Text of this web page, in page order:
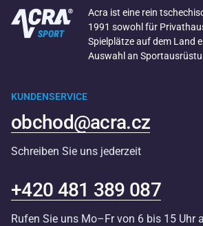
Acra ist eine rein
1991 sowohl für
Spielplätze auf dem Land
Auswahl an
KUNDENSERVICE
obchod@acra.cz
Schreiben Sie uns jederzeit
+420 481 389 087
Rufen Sie uns Mo–Fr von 6 bis 15 Uhr